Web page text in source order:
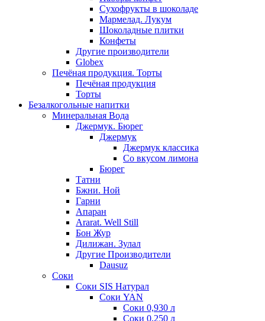
Сухофрукты в шоколаде
Мармелад. Лукум
Шоколадные плитки
Конфеты
Другие производители
Globex
Печёная продукция. Торты
Печёная продукция
Торты
Безалкогольные напитки
Минеральная Вода
Джермук. Бюрег
Джермук
Джермук классика
Со вкусом лимона
Бюрег
Татни
Бжни. Ной
Гарни
Апаран
Ararat. Well Still
Бон Жур
Дилижан. Зулал
Другие Производители
Dausuz
Соки
Соки SIS Натурал
Соки YAN
Соки 0,930 л
Соки 0,250 л